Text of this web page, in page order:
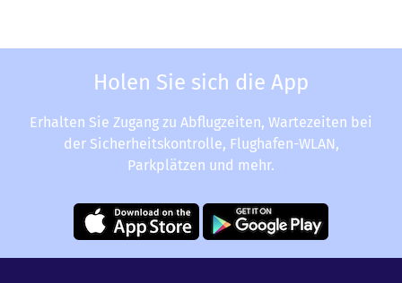
Holen Sie sich die App
Erhalten Sie Zugang zu Abflugzeiten, Wartezeiten bei
der Sicherheitskontrolle, Flughafen-WLAN,
Parkplätzen und mehr.